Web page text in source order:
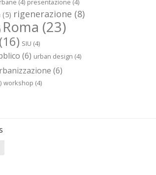
(4) presentazione (4)
(5) rigenerazione (8)
Roma (23)
(16) SIU (4)
(6) urban design (4)
(6)
workshop (4)